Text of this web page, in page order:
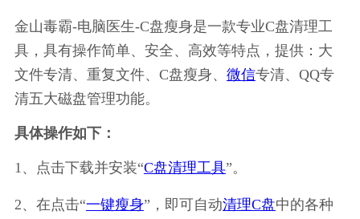
金山毒霸-电脑医生-C盘瘦身是一款专业C盘清理工
具，具有操作简单、安全、高效等特点，提供：大
文件专清、重复文件、C盘瘦身、 微信专清、QQ专
清五大磁盘管理功能。
具体操作如下：
1、点击下载并安装“C盘清理工具”。
2、在点击“一键瘦身”，即可自动清理C盘中的各种